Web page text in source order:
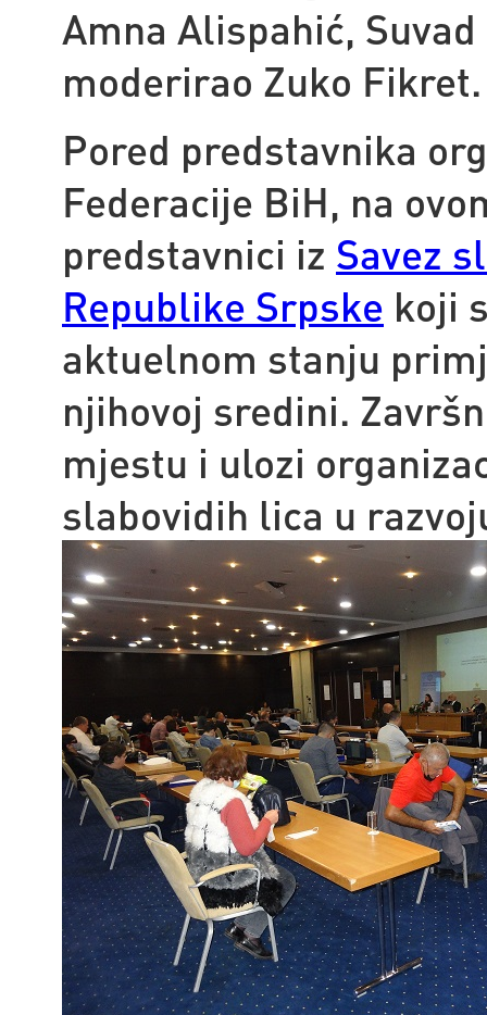
Amna Alispahić,
moderirao Zuko Fikret.
Pored predstavnika
Federacije BiH, na
predstavnici iz Savez
Republike Srpske koji
aktuelnom stanju
njihovoj sredini.
mjestu i ulozi
slabovidih lica u